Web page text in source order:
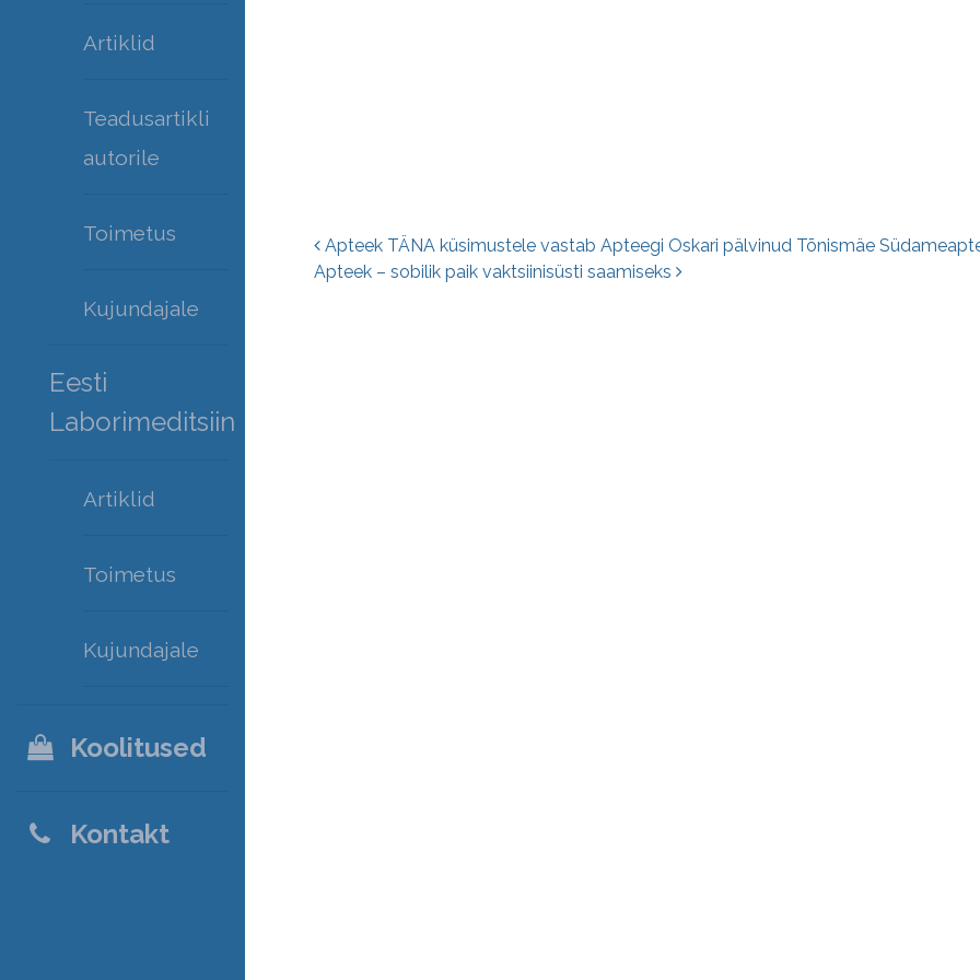
Artiklid
Teadusartikli
autorile
Toimetus
Kujundajale
Eesti
Laborimeditsiin
Artiklid
Toimetus
Kujundajale
Koolitused
Kontakt
Postituste navigatsioon
Apteek TÄNA küsimustele vastab Apteegi Oskari pälvinud Tõnismäe
Apteek – sobilik paik vaktsiinisüsti saamiseks